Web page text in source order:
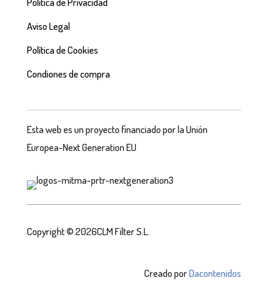
Aviso Legal
Política de Cookies
Condiones de compra
Esta web es un proyecto financiado por la Unión
Europea-Next Generation EU
Copyright © 2026CLM Filter S.L.
Creado porDacontenidos